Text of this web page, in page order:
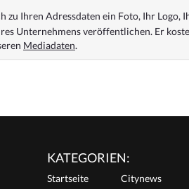
zu Ihren Adressdaten ein Foto, Ihr
Unternehmens veröffentlichen. Er
Mediadaten.
KATEGORIEN:
Startseite Citynews